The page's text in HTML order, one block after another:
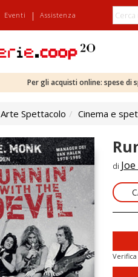
Eventi | Assistenza
Per gli acquisti online: spese di
Arte Spettacolo Cinema e
di